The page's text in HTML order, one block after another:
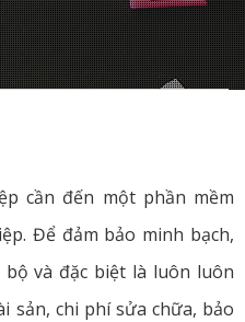
cần đến một phần mềm
Để đảm bảo minh bạch,
và đặc biệt là luôn luôn
sản, chi phí sửa chữa, bảo